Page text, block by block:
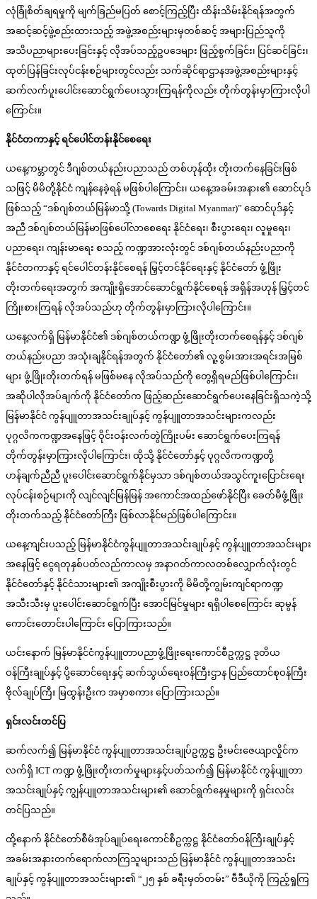
လုံခြုံစိတ်ချရမှုကို မျက်ခြည်မပြတ် စောင့်ကြည့်ပြီး ထိန်းသိမ်းနိုင်ရန်အတွက်
အဆင့်ဆင့်ဖွဲ့စည်းထားသည့် အဖွဲ့အစည်းများမှတစ်ဆင့် အများပြည်သူကို
အသိပညာများပေးခြင်းနှင့် လိုအပ်သည့်ဥပဒေများ ဖြည့်စွက်ခြင်း၊ ပြင်ဆင်ခြင်း၊
ထုတ်ပြန်ခြင်းလုပ်ငန်းစဉ်များတွင်လည်း သက်ဆိုင်ရာဌာနအဖွဲ့အစည်းများနှင့်
ဆက်လက်ပူးပေါင်းဆောင်ရွက်ပေးသွားကြရန်ကိုလည်း တိုက်တွန်းမှာကြားလိုပါ
ကြောင်း။
နိုင်ငံတကာနှင့် ရင်ပေါင်တန်းနိုင်စေရေး
ယနေ့ကမ္ဘာတွင် ဒီဂျစ်တယ်နည်းပညာသည် တစ်ဟုန်ထိုး တိုးတက်နေခြင်းဖြစ်
သဖြင့် မိမိတို့နိုင်ငံ ကျန်နေခဲ့ရန် မဖြစ်ပါကြောင်း၊ ယနေ့အခမ်းအနား၏ ဆောင်ပုဒ်
ဖြစ်သည့် “ဒစ်ဂျစ်တယ်မြန်မာသို့ (Towards Digital Myanmar)” ဆောင်ပုဒ်နှင့်
အညီ ဒစ်ဂျစ်တယ်မြန်မာဖြစ်ပေါ်လာစေရေး နိုင်ငံရေး၊ စီးပွားရေး၊ လူမှုရေး၊
ပညာရေး၊ ကျန်းမာရေး စသည့် ကဏ္ဍအားလုံးတွင် ဒစ်ဂျစ်တယ်နည်းပညာကို
နိုင်ငံတကာနှင့် ရင်ပေါင်တန်းနိုင်စေရန် မြှင့်တင်နိုင်ရေးနှင့် နိုင်ငံတော် ဖွံ့ဖြိုး
တိုးတက်ရေးအတွက် အကျိုးရှိအောင်ဆောင်ရွက်နိုင်စေရန် အရှိန်အဟုန် မြှင့်တင်
ကြိုးစားကြရန် လိုအပ်သည်ဟု တိုက်တွန်းမှာကြားလိုပါကြောင်း။
ယနေ့လက်ရှိ မြန်မာနိုင်ငံ၏ ဒစ်ဂျစ်တယ်ကဏ္ဍ ဖွံ့ဖြိုးတိုးတက်စေရန်နှင့် ဒစ်ဂျစ်
တယ်နည်းပညာ အသုံးချနိုင်ရန်အတွက် နိုင်ငံတော်၏ လူ့စွမ်းအားအရင်းအမြစ်
များ ဖွံ့ဖြိုးတိုးတက်ရန် မဖြစ်မနေ လိုအပ်သည်ကို တွေ့ရှိရမည်ဖြစ်ပါကြောင်း၊
အဆိုပါလိုအပ်ချက်ကို နိုင်ငံတော်က ဖြည့်ဆည်းဆောင်ရွက်ပေးနေခြင်းရှိသကဲ့သို့
မြန်မာနိုင်ငံ ကွန်ပျူတာအသင်းချုပ်နှင့် ကွန်ပျူတာအသင်းများကလည်း
ပုဂ္ဂလိကကဏ္ဍအနေဖြင့် ဝိုင်းဝန်းလက်တွဲကြိုးပမ်း ဆောင်ရွက်ပေးကြရန်
တိုက်တွန်းမှာကြားလိုပါကြောင်း၊ ထိုသို့ နိုင်ငံတော်နှင့် ပုဂ္ဂလိကကဏ္ဍတို့
ဟန်ချက်ညီညီ ပူးပေါင်းဆောင်ရွက်နိုင်မှသာ ဒစ်ဂျစ်တယ်အသွင်ကူးပြောင်းရေး
လုပ်ငန်းစဉ်များကို လျင်လျင်မြန်မြန် အကောင်အထည်ဖော်နိုင်ပြီး ခေတ်မီဖွံ့ဖြိုး
တိုးတက်သည့် နိုင်ငံတော်ကြီး ဖြစ်လာနိုင်မည်ဖြစ်ပါကြောင်း။
ယနေ့ကျင်းပသည့် မြန်မာနိုင်ငံကွန်ပျူတာအသင်းချုပ်နှင့် ကွန်ပျူတာအသင်းများ
အနေဖြင့် ငွေရတုနှစ်ပတ်လည်ကာလမှ အနာဂတ်ကာလတစ်လျှောက်လုံးတွင်
နိုင်ငံတော်နှင့် နိုင်ငံသားများ၏ အကျိုးစီးပွားကို မိမိတို့ကျွမ်းကျင်ရာကဏ္ဍ
အသီးသီးမှ ပူးပေါင်းဆောင်ရွက်ပြီး အောင်မြင်မှုများ ရရှိပါစေကြောင်း ဆုမွန်
ကောင်းတောင်းပါကြောင်း ပြောကြားသည်။
ယင်းနောက် မြန်မာနိုင်ငံကွန်ပျူတာပညာဖွံ့ဖြိုးရေးကောင်စီဥက္ကဋ္ဌ ဒုတိယ
ဝန်ကြီးချုပ်နှင့် ပို့ဆောင်ရေးနှင့် ဆက်သွယ်ရေးဝန်ကြီးဌာန ပြည်ထောင်စုဝန်ကြီး
ဗိုလ်ချုပ်ကြီး မြထွန်းဦးက အမှာစကား ပြောကြားသည်။
ရှင်းလင်းတင်ပြ
ဆက်လက်၍ မြန်မာနိုင်ငံ ကွန်ပျူတာအသင်းချုပ်ဥက္ကဋ္ဌ ဦးမင်းဇေယျာလှိုင်က
လက်ရှိ ICT ကဏ္ဍ ဖွံ့ဖြိုးတိုးတက်မှုများနှင့်ပတ်သက်၍ မြန်မာနိုင်ငံ ကွန်ပျူတာ
အသင်းချုပ်နှင့် ကျွန်ပျူတာအသင်းများ၏ ဆောင်ရွက်နေမှုများကို ရှင်းလင်း
တင်ပြသည်။
ထို့နောက် နိုင်ငံတော်စီမံအုပ်ချုပ်ရေးကောင်စီဥက္ကဋ္ဌ နိုင်ငံတော်ဝန်ကြီးချုပ်နှင့်
အခမ်းအနားတက်ရောက်လာကြသူများသည် မြန်မာနိုင်ငံ ကွန်ပျူတာအသင်း
ချုပ်နှင့် ကွန်ပျူတာအသင်းများ၏ “၂၅ နှစ် ခရီးမှတ်တမ်း” ဗီဒီယိုကို ကြည့်ရှုကြ